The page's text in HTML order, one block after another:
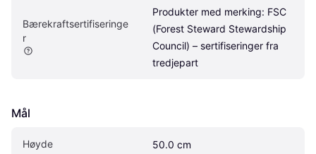
Bærekraftsertifiseringe
r
Produkter med merking: FSC
(Forest Steward Stewardship
Council) – sertifiseringer fra
tredjepart
Mål
Høyde 50.0 cm